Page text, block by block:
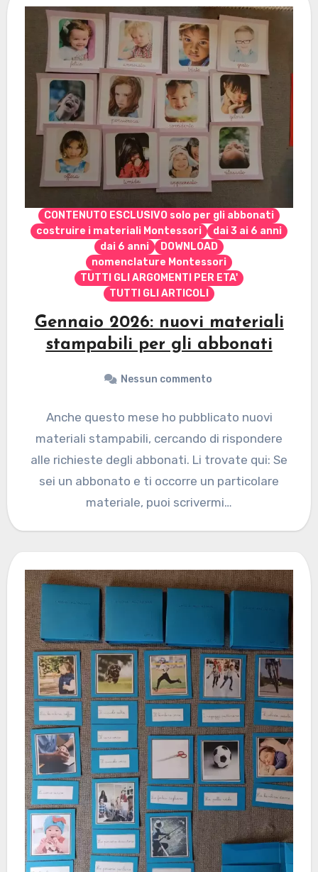
CONTENUTO ESCLUSIVO solo per gli abbonati
costruire i materiali Montessori
dai 3 ai 6 anni
dai 6 anni
DOWNLOAD
nomenclature Montessori
TUTTI GLI ARGOMENTI PER ETA'
TUTTI GLI ARTICOLI
Gennaio 2026: nuovi materiali
stampabili per gli abbonati
Nessun commento
Anche questo mese ho pubblicato nuovi
materiali stampabili, cercando di rispondere
alle richieste degli abbonati. Li trovate qui: Se
sei un abbonato e ti occorre un particolare
materiale, puoi scrivermi…